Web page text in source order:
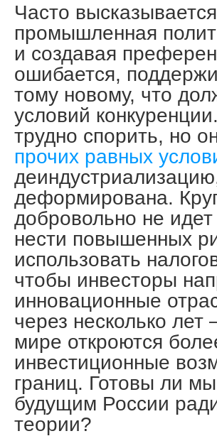
Часто
промышленная
и создавая
ошибается,
тому новому, что
условий
трудно спорить, но
прочих равных
деформирована.
добровольно не
нести повышенных
использовать
чтобы инвесторы
инновационные
через несколько
мире откроются
инвестиционные
границ. Готовы ли
будущим России
теории?